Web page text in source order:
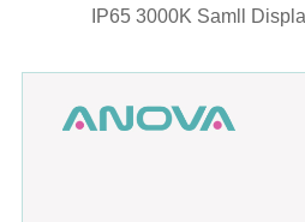
IP65 3000K Samll